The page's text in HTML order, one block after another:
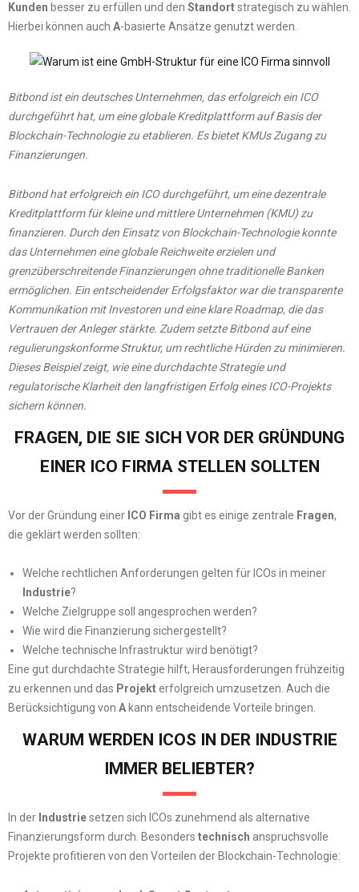
Kunden besser zu erfüllen und den Standortstrategisch zu wählen.
Hierbei können auch A-basierte Ansätze genutzt werden.
Bitbond ist ein deutsches Unternehmen, das erfolgreich ein ICO
durchgeführt hat, um eine globale Kreditplattform auf Basis der
Blockchain-Technologie zu etablieren. Es bietet KMUs Zugang zu
Finanzierungen.
Bitbond hat erfolgreich ein ICO durchgeführt, um eine dezentrale
Kreditplattform für kleine und mittlere Unternehmen (KMU) zu
finanzieren. Durch den Einsatz von Blockchain-Technologie konnte
das Unternehmen eine globale Reichweite erzielen und
grenzüberschreitende Finanzierungen ohne traditionelle Banken
ermöglichen. Ein entscheidender Erfolgsfaktor war die transparente
Kommunikation mit Investoren und eine klare Roadmap, die das
Vertrauen der Anleger stärkte. Zudem setzte Bitbond auf eine
regulierungskonforme Struktur, um rechtliche Hürden zu minimieren.
Dieses Beispiel zeigt, wie eine durchdachte Strategie und
regulatorische Klarheit den langfristigen Erfolg eines ICO-Projekts
sichern können.
FRAGEN, DIE SIE SICH VOR DER GRÜNDUNG
EINER ICO FIRMA STELLEN SOLLTEN
Vor der Gründung einer ICO Firma gibt es einige zentrale Fragen,
die geklärt werden sollten:
Welche rechtlichen Anforderungen gelten für ICOs in meiner
Industrie?
Welche Zielgruppe soll angesprochen werden?
Wie wird die Finanzierung sichergestellt?
Welche technische Infrastruktur wird benötigt?
Eine gut durchdachte Strategie hilft, Herausforderungen frühzeitig
zu erkennen und das Projekterfolgreich umzusetzen. Auch die
Berücksichtigung von A kann entscheidende Vorteile bringen.
WARUM WERDEN ICOS IN DER INDUSTRIE
IMMER BELIEBTER?
In der Industriesetzen sich ICOs zunehmend als alternative
Finanzierungsform durch. Besonders technisch anspruchsvolle
Projekte profitieren von den Vorteilen der Blockchain-Technologie: